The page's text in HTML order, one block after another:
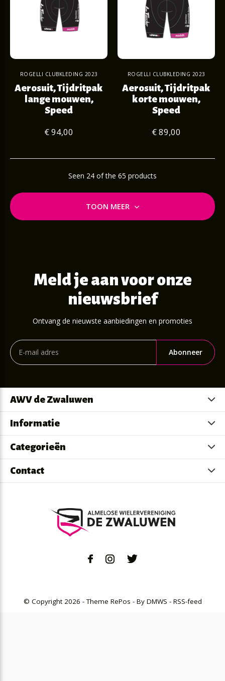
ROGELLI CLUBKLEDING 2023
Aerosuit, Tijdritpak
lange mouwen,
Speed
€ 94,00
ROGELLI CLUBKLEDING 2023
Aerosuit, Tijdritpak
korte mouwen,
Speed
€ 89,00
Seen 24 of the 65 products
TOON MEER
Meld je aan voor onze
nieuwsbrief
Ontvang de nieuwste aanbiedingen en promoties
Abonneer
AWV de Zwaluwen
Informatie
Categorieën
Contact
© Copyright2026 - Theme RePos - By DMWS - RSS-feed